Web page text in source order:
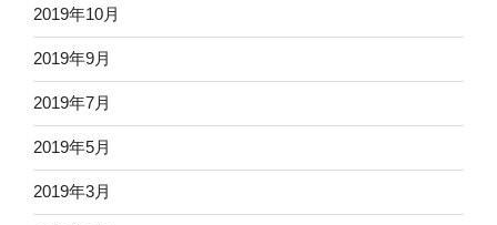
2019年10月
2019年9月
2019年7月
2019年5月
2019年3月